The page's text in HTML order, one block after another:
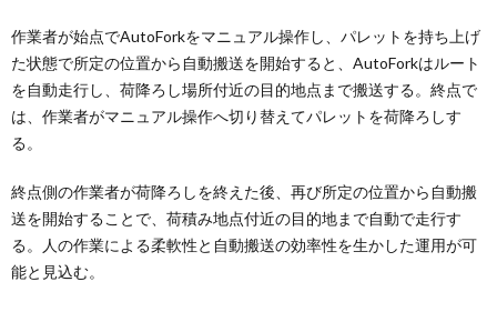
作業者が始点でAutoForkをマニュアル操作し、パレットを持ち上げ
た状態で所定の位置から自動搬送を開始すると、AutoForkはルート
を自動走行し、荷降ろし場所付近の目的地点まで搬送する。終点で
は、作業者がマニュアル操作へ切り替えてパレットを荷降ろしす
る。
終点側の作業者が荷降ろしを終えた後、再び所定の位置から自動搬
送を開始することで、荷積み地点付近の目的地まで自動で走行す
る。人の作業による柔軟性と自動搬送の効率性を生かした運用が可
能と見込む。